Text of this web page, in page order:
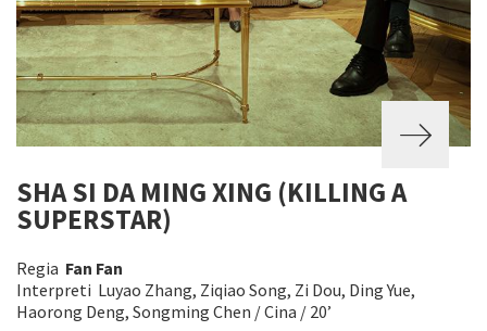
SHA SI DA MING XING (KILLING A
SUPERSTAR)
Regia Fan Fan
Interpreti Luyao Zhang, Ziqiao Song, Zi Dou, Ding Yue,
Haorong Deng, Songming Chen / Cina / 20’